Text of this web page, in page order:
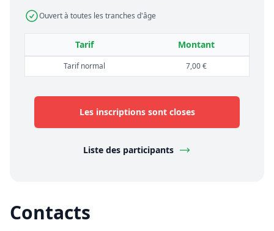
Ouvert à toutes les tranches d'âge
Tarif Montant
Tarif normal 7,00 €
Les inscriptions sont closes
Liste des participants
Contacts